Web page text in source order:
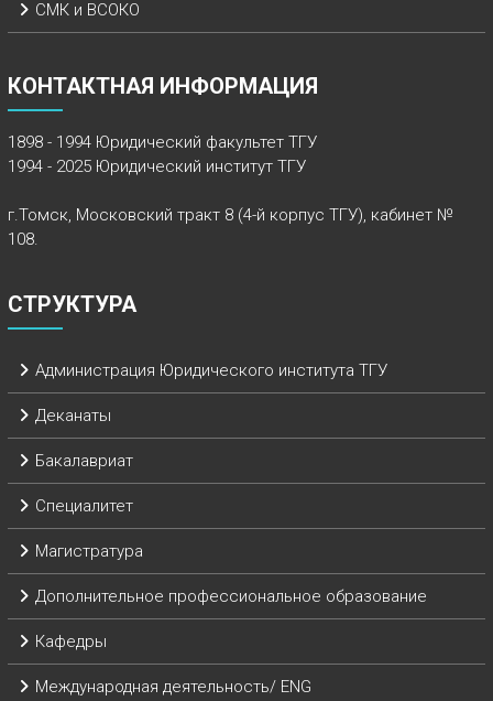
СМК и ВСОКО
КОНТАКТНАЯ ИНФОРМАЦИЯ
1898 - 1994 Юридический факультет ТГУ
1994 - 2025 Юридический институт ТГУ
г.Томск, Московский тракт 8 (4-й корпус ТГУ), кабинет №
108.
СТРУКТУРА
Администрация Юридического института ТГУ
Деканаты
Бакалавриат
Специалитет
Магистратура
Дополнительное профессиональное образование
Кафедры
Международная деятельность/ ENG